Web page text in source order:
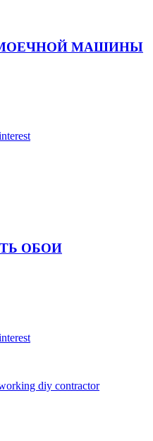
МАШИНЫ
ОБОИ